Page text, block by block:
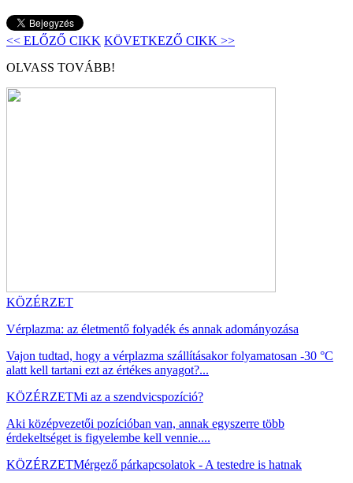
<< ELŐZŐ CIKK KÖVETKEZŐ CIKK >>
OLVASS TOVÁBB!
KÖZÉRZET
Vérplazma: az életmentő folyadék és annak adományozása
Vajon tudtad, hogy a vérplazma szállításakor folyamatosan -30 °C
alatt kell tartani ezt az értékes anyagot?...
KÖZÉRZETMi az a szendvicspozíció?
Aki középvezetői pozícióban van, annak egyszerre több
érdekeltséget is figyelembe kell vennie....
KÖZÉRZETMérgező párkapcsolatok - A testedre is hatnak